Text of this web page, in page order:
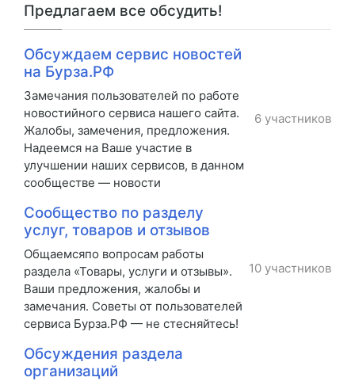
Предлагаем все обсудить!
Обсуждаем сервис новостей
на Бурза.РФ
Замечания пользователей по работе
новостийного сервиса нашего сайта.
Жалобы, замечения, предложения.
Надеемся на Ваше участие в
улучшении наших сервисов, в данном
сообществе — новости
6 участников
Сообщество по разделу
услуг, товаров и отзывов
Общаемсяпо вопросам работы
раздела «Товары, услуги и отзывы».
Ваши предложения, жалобы и
замечания. Советы от пользователей
сервиса Бурза.РФ — не стесняйтесь!
10 участников
Обсуждения раздела
организаций